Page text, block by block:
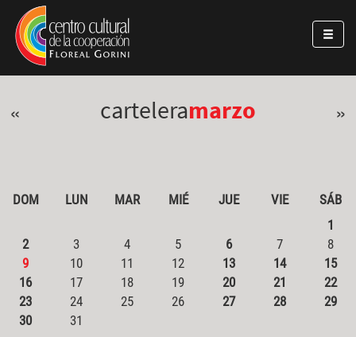
Pasar al contenido principal
Jump to main content
« carteleramarzo »
DOM LUN MAR MIÉ JUE VIE
SÁB
1
2
3 4 5 6 7
8
9
10 11 12 13 14
15
16
17 18 19 20 21
22
23
24 25 26 27 28
29
30
31